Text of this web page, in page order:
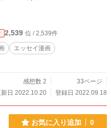
2,539 位 / 2,539件
エッセイ漫画
感想数 2
33ページ
日 2022.10.20
登録日 2022.09.18
お気に入り追加 0